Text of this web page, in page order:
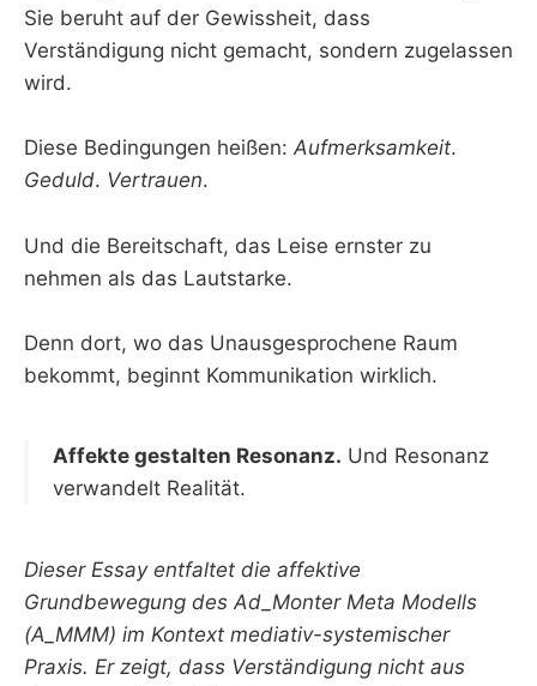
Sie beruht auf der Gewissheit, dass
Verständigung nicht gemacht, sondern zugelassen
wird.
Diese Bedingungen heißen: Aufmerksamkeit.
Geduld. Vertrauen.
Und die Bereitschaft, das Leise ernster zu
nehmen als das Lautstarke.
Denn dort, wo das Unausgesprochene Raum
bekommt, beginnt Kommunikation wirklich.
Affekte gestalten Resonanz. Und Resonanz
verwandelt Realität.
Dieser Essay entfaltet die affektive
Grundbewegung des Ad_Monter Meta Modells
(A_MMM) im Kontext mediativ-systemischer
Praxis. Er zeigt, dass Verständigung nicht aus